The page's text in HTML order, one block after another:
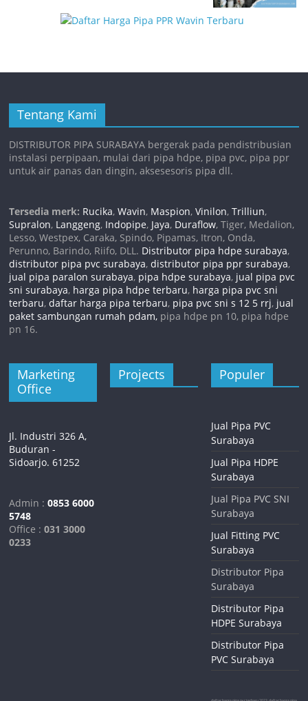
Tentang Kami
DISTRIBUTOR PIPA SURABAYA bergerak pada pendistribusian
instalasi perpipaan, mulai dari pipa hdpe, pipa pvc, pipa ppr
untuk air panas dan dingin, aksesesoris pipa dll.
Tersedia merk: Rucika,Wavin, Maspion,Vinilon,Trilliun,
Supralon, Langgeng, Indopipe, Jaya, Duraflow, Tiger, Medalion,
Lesso, Westpex, Caraka, Spindo, Pipamas, Itron, Onda,
Perunno, Barindo, Riifo, DLL. Distributor pipa hdpe surabaya,
distributor pipa pvc surabaya,distributor pipa ppr surabaya,
jual pipa paralon surabaya, pipa hdpe surabaya, jual pipa pvc
sni surabaya, harga pipa hdpe terbaru, harga pipa pvc sni
terbaru,daftar harga pipa terbaru, pipa pvc sni s 12 5 rrj, jual
paket sambungan rumah pdam, pipa hdpe pn 10, pipa hdpe
pn 16.
Marketing
Office
Jl. Industri 326 A,
Buduran -
Sidoarjo. 61252
Admin :0853 6000
5748
Office : 031 3000
0233
Projects Populer
Jual Pipa PVC
Surabaya
Jual Pipa HDPE
Surabaya
Jual Pipa PVC SNI
Surabaya
Jual Fitting PVC
Surabaya
Distributor Pipa
Surabaya
Distributor Pipa
HDPE Surabaya
Distributor Pipa
PVC Surabaya